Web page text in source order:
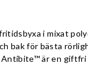
i mixat
bak för bästa
är en giftfri